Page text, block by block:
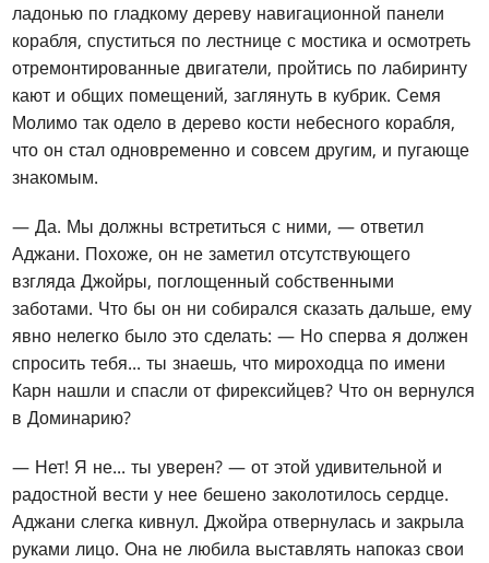
ладонью по гладкому дереву навигационной панели
корабля, спуститься по лестнице с мостика и осмотреть
отремонтированные двигатели, пройтись по лабиринту
кают и общих помещений, заглянуть в кубрик. Семя
Молимо так одело в дерево кости небесного корабля,
что он стал одновременно и совсем другим, и пугающе
знакомым.
— Да. Мы должны встретиться с ними, — ответил
Аджани. Похоже, он не заметил отсутствующего
взгляда Джойры, поглощенный собственными
заботами. Что бы он ни собирался сказать дальше, ему
явно нелегко было это сделать: — Но сперва я должен
спросить тебя... ты знаешь, что мироходца по имени
Карн нашли и спасли от фирексийцев? Что он вернулся
в Доминарию?
— Нет! Я не... ты уверен? — от этой удивительной и
радостной вести у нее бешено заколотилось сердце.
Аджани слегка кивнул. Джойра отвернулась и закрыла
руками лицо. Она не любила выставлять напоказ свои